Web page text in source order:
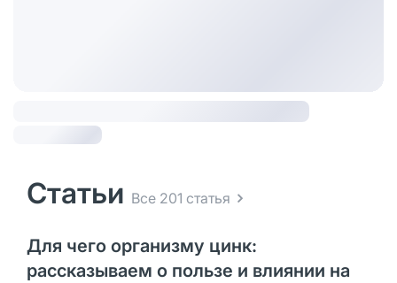
Статьи Все 201 статья
Для чего организму цинк:
рассказываем о пользе и влиянии на